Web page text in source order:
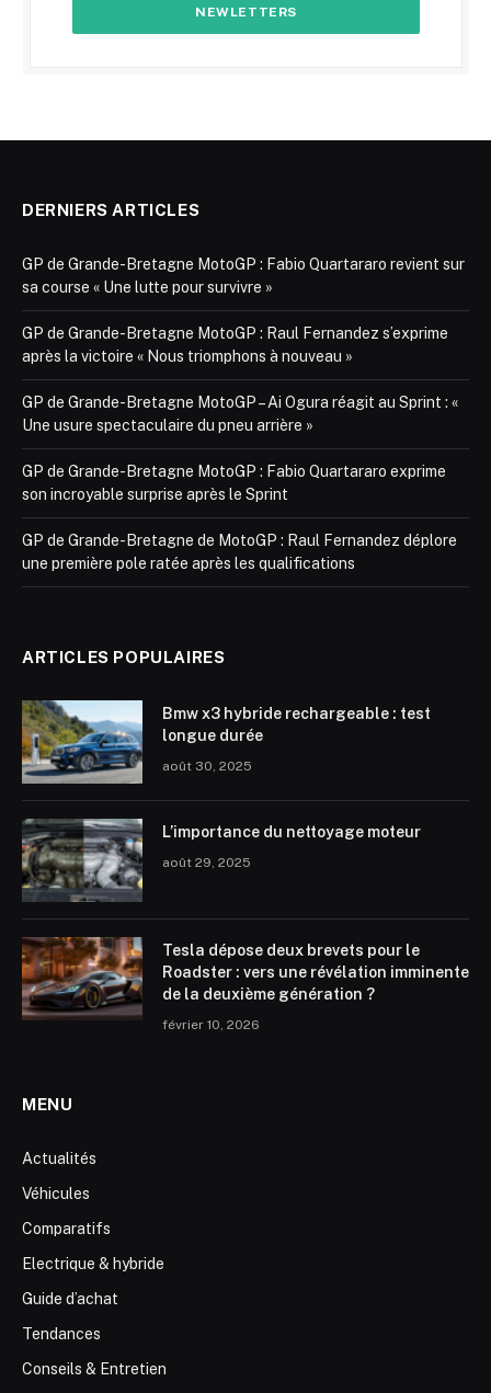
DERNIERS ARTICLES
GP de Grande-Bretagne MotoGP : Fabio Quartararo revient sur
sa course « Une lutte pour survivre »
GP de Grande-Bretagne MotoGP : Raul Fernandez s’exprime
après la victoire « Nous triomphons à nouveau »
GP de Grande-Bretagne MotoGP – Ai Ogura réagit au Sprint : «
Une usure spectaculaire du pneu arrière »
GP de Grande-Bretagne MotoGP : Fabio Quartararo exprime
son incroyable surprise après le Sprint
GP de Grande-Bretagne de MotoGP : Raul Fernandez déplore
une première pole ratée après les qualifications
ARTICLES POPULAIRES
Bmw x3 hybride rechargeable : test
longue durée
août 30, 2025
L’importance du nettoyage moteur
août 29, 2025
Tesla dépose deux brevets pour le
Roadster : vers une révélation imminente
de la deuxième génération ?
février 10, 2026
MENU
Actualités
Véhicules
Comparatifs
Electrique & hybride
Guide d’achat
Tendances
Conseils & Entretien